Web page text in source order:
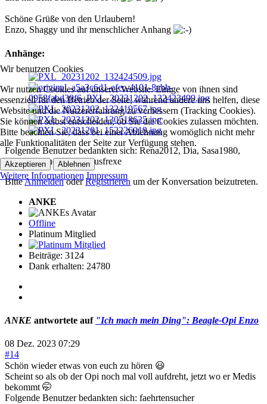
Schöne Grüße von den Urlaubern!
Enzo, Shaggy und ihr menschlicher Anhang
Anhänge:
Folgende Benutzer bedankten sich: Rena2012, Dia, Sasa1980,
faehrtensucher,Kalle,Susfrexe
BitteAnmeldenoderRegistrieren um der Konversation beizutreten.
ANKE
Offline
Platinum Mitglied
Beiträge: 3124
Dank erhalten: 24780
ANKE antwortete auf "Ich mach mein Ding": Beagle-Opi Enzo
08 Dez. 2023 07:29
#14
Schön wieder etwas von euch zu hören 😃
Scheint so als ob der Opi noch mal voll aufdreht, jetzt wo er Medis
bekommt 🤭
Folgende Benutzer bedankten sich: faehrtensucher
Wir benutzen Cookies
Wir nutzen Cookies auf unserer Website. Einige von ihnen sind
essenziell für den Betrieb der Seite, während andere uns helfen, diese
Website und die Nutzererfahrung zu verbessern (Tracking Cookies).
Sie können selbst entscheiden, ob Sie die Cookies zulassen möchten.
Bitte beachten Sie, dass bei einer Ablehnung womöglich nicht mehr
alle Funktionalitäten der Seite zur Verfügung stehen.
Akzeptieren Ablehnen
Weitere Informationen Impressum